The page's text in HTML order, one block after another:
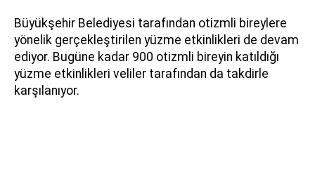
Büyükşehir Belediyesi tarafından otizmli bireylere
yönelik gerçekleştirilen yüzme etkinlikleri de devam
ediyor. Bugüne kadar 900 otizmli bireyin katıldığı
yüzme etkinlikleri veliler tarafından da takdirle
karşılanıyor.